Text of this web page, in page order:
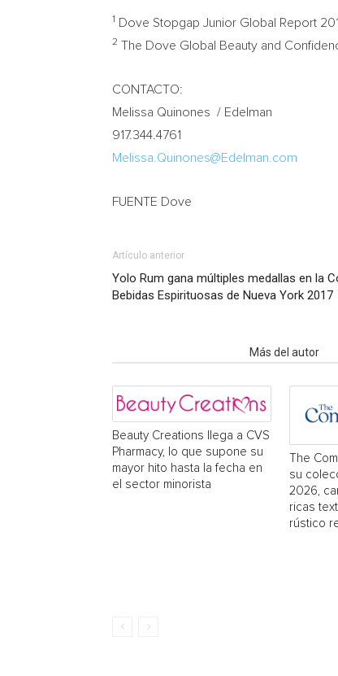
1 Dove Stopgap Junior Global Report
2 The Dove Global Beauty and
CONTACTO:
Melissa Quinones / Edelman
917.344.4761
Melissa.Quinones@Edelman.com
FUENTE Dove
Artículo anterior
Yolo Rum gana múltiples medallas en la
Bebidas Espirituosas de Nueva York 2017
Más del autor
Beauty Creations llega a CVS
Pharmacy, lo que supone su
mayor hito hasta la fecha en
el sector minorista
The
su
2026,
ricas
rústico